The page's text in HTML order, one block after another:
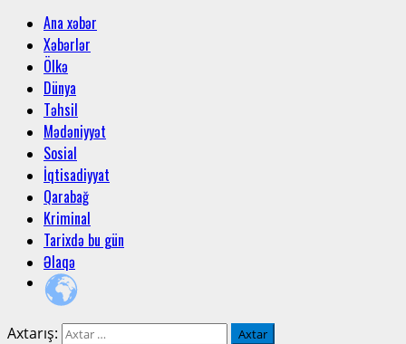
Ana xəbər
Xəbərlər
Ölkə
Dünya
Təhsil
Mədəniyyət
Sosial
İqtisadiyyat
Qarabağ
Kriminal
Tarixdə bu gün
Əlaqə
Axtarış: